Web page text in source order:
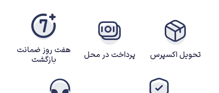
تحویل اکسپرس پرداخت در محل
هفت روز ضمانت
بازگشت